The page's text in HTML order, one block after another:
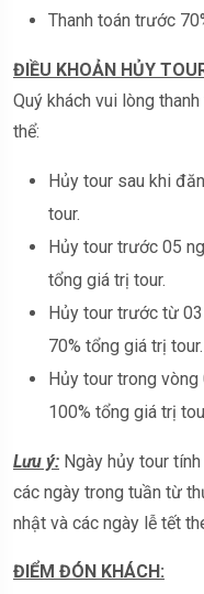
Thanh toán trước
ĐIỀU KHOẢN HỦY
Quý khách vui lòng
thể:
Hủy tour sau khi
tour.
Hủy tour trước 05
tổng giá trị tour.
Hủy tour trước từ
70% tổng giá trị tour.
Hủy tour trong
100% tổng giá trị
Lưu ý: Ngày hủy tour
các ngày trong tuần từ
nhật và các ngày lễ tết
ĐIỂM ĐÓN KHÁCH: